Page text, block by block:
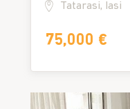
Tatarasi, Iasi
75,000 €